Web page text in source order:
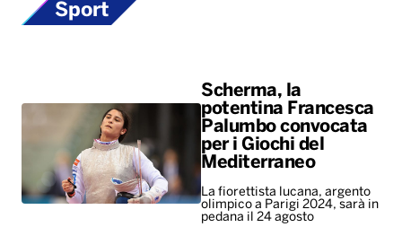
Sport
Scherma, la
potentina Francesca
Palumbo convocata
per i Giochi del
Mediterraneo
La fiorettista lucana, argento
olimpico a Parigi 2024, sarà in
pedana il 24 agosto